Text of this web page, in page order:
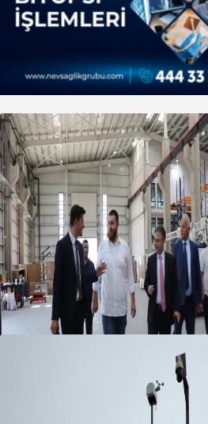
Marmara OSB Müteşebbis Heyeti
Toplantısı gerçekleştirildi
05 Ağustos 2026